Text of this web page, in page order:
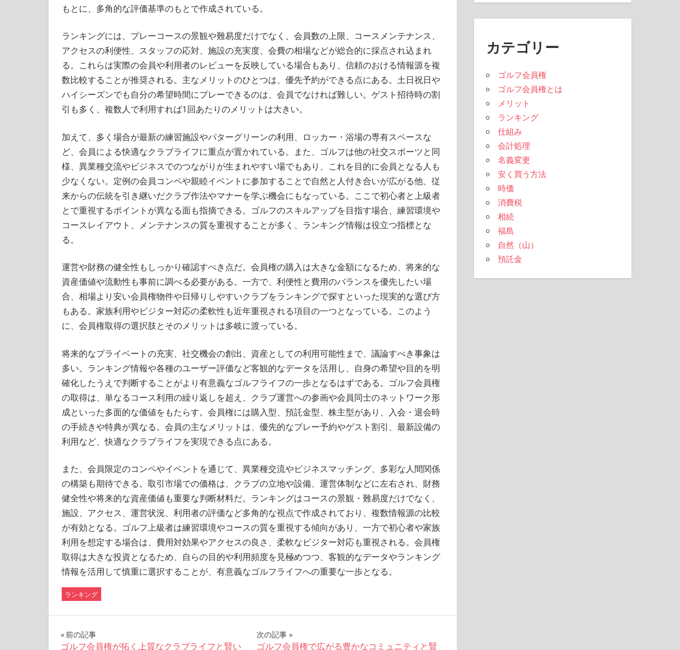
もとに、多角的な評価基準のもとで作成されている。
ランキングには、プレーコースの景観や難易度だけでなく、会員数の上限、コースメンテナンス、
アクセスの利便性、スタッフの応対、施設の充実度、会費の相場などが総合的に採点され込まれ
る。これらは実際の会員や利用者のレビューを反映している場合もあり、信頼のおける情報源を複
数比較することが推奨される。主なメリットのひとつは、優先予約ができる点にある。土日祝日や
ハイシーズンでも自分の希望時間にプレーできるのは、会員でなければ難しい。ゲスト招待時の割
引も多く、複数人で利用すれば1回あたりのメリットは大きい。
加えて、多く場合が最新の練習施設やパターグリーンの利用、ロッカー・浴場の専有スペースな
ど、会員による快適なクラブライフに重点が置かれている。また、ゴルフは他の社交スポーツと同
様、異業種交流やビジネスでのつながりが生まれやすい場でもあり、これを目的に会員となる人も
少なくない。定例の会員コンペや親睦イベントに参加することで自然と人付き合いが広がる他、従
来からの伝統を引き継いだクラブ作法やマナーを学ぶ機会にもなっている。ここで初心者と上級者
とで重視するポイントが異なる面も指摘できる。ゴルフのスキルアップを目指す場合、練習環境や
コースレイアウト、メンテナンスの質を重視することが多く、ランキング情報は役立つ指標とな
る。
運営や財務の健全性もしっかり確認すべき点だ。会員権の購入は大きな金額になるため、将来的な
資産価値や流動性も事前に調べる必要がある。一方で、利便性と費用のバランスを優先したい場
合、相場より安い会員権物件や日帰りしやすいクラブをランキングで探すといった現実的な選び方
もある。家族利用やビジター対応の柔軟性も近年重視される項目の一つとなっている。このよう
に、会員権取得の選択肢とそのメリットは多岐に渡っている。
将来的なプライベートの充実、社交機会の創出、資産としての利用可能性まで、議論すべき事象は
多い。ランキング情報や各種のユーザー評価など客観的なデータを活用し、自身の希望や目的を明
確化したうえで判断することがより有意義なゴルフライフの一歩となるはずである。ゴルフ会員権
の取得は、単なるコース利用の繰り返しを超え、クラブ運営への参画や会員同士のネットワーク形
成といった多面的な価値をもたらす。会員権には購入型、預託金型、株主型があり、入会・退会時
の手続きや特典が異なる。会員の主なメリットは、優先的なプレー予約やゲスト割引、最新設備の
利用など、快適なクラブライフを実現できる点にある。
また、会員限定のコンペやイベントを通じて、異業種交流やビジネスマッチング、多彩な人間関係
の構築も期待できる。取引市場での価格は、クラブの立地や設備、運営体制などに左右され、財務
健全性や将来的な資産価値も重要な判断材料だ。ランキングはコースの景観・難易度だけでなく、
施設、アクセス、運営状況、利用者の評価など多角的な視点で作成されており、複数情報源の比較
が有効となる。ゴルフ上級者は練習環境やコースの質を重視する傾向があり、一方で初心者や家族
利用を想定する場合は、費用対効果やアクセスの良さ、柔軟なビジター対応も重視される。会員権
取得は大きな投資となるため、自らの目的や利用頻度を見極めつつ、客観的なデータやランキング
情報を活用して慎重に選択することが、有意義なゴルフライフへの重要な一歩となる。
ランキング
投
前の記事
ゴルフ会員権が拓く上質なクラブライフと賢い
次の記事
ゴルフ会員権で広がる豊かなコミュニティと賢
カテゴリー
ゴルフ会員権
ゴルフ会員権とは
メリット
ランキング
仕組み
会計処理
名義変更
安く買う方法
時価
消費税
相続
福島
自然（山）
預託金